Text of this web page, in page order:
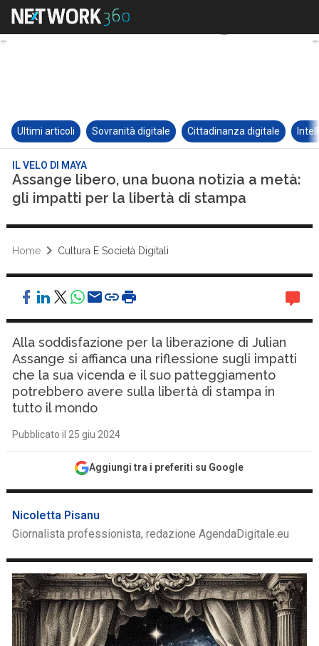
Ultimi articoli Sovranità digitale Cittadinanza digitale
IL VELO DI MAYA
Assange libero, una buona notizia a metà:
gli impatti per la libertà di stampa
Home Cultura E Società Digitali
Alla soddisfazione per la liberazione di Julian
Assange si affianca una riflessione sugli impatti
che la sua vicenda e il suo patteggiamento
potrebbero avere sulla libertà di stampa in
tutto il mondo
Pubblicato il 25 giu 2024
Aggiungi tra i preferiti su Google
Nicoletta Pisanu
Giornalista professionista, redazione AgendaDigitale.eu